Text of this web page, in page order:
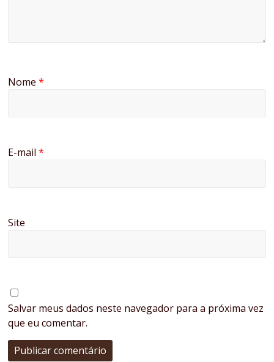
Nome*
E-mail*
Site
Salvar meus dados neste navegador para a próxima vez
que eu comentar.